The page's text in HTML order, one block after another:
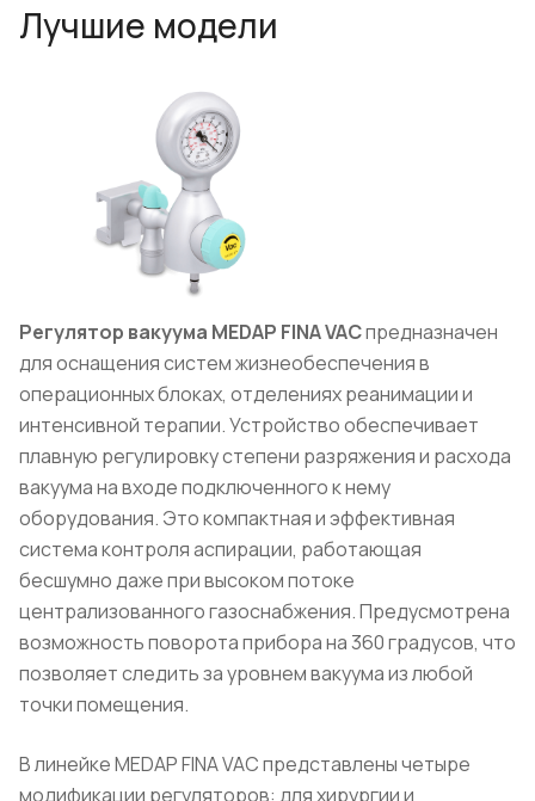
Лучшие модели
Регулятор вакуума MEDAP FINA VACпредназначен
для оснащения систем жизнеобеспечения в
операционных блоках, отделениях реанимации и
интенсивной терапии. Устройство обеспечивает
плавную регулировку степени разряжения и расхода
вакуума на входе подключенного к нему
оборудования. Это компактная и эффективная
система контроля аспирации, работающая
бесшумно даже при высоком потоке
централизованного газоснабжения. Предусмотрена
возможность поворота прибора на 360 градусов, что
позволяет следить за уровнем вакуума из любой
точки помещения.
В линейке MEDAP FINA VAC представлены четыре
модификации регуляторов: для хирургии и